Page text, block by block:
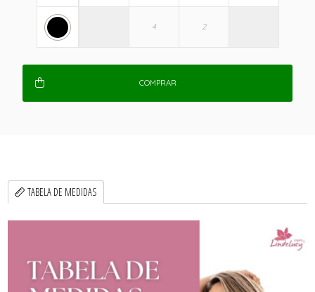
COMPRAR
TABELA DE MEDIDAS